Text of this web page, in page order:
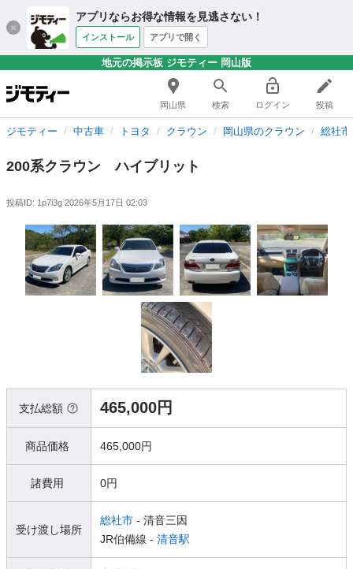
アプリならお得な情報を見逃さない！
インストール アプリで開く
地元の掲示板 ジモティー 岡山版
岡山県 検索 ログイン 投稿
ジモティー 中古車 トヨタ クラウン 岡山県のクラウン 総社
200系クラウン ハイブリット
投稿ID: 1p7i3g 2026年5月17日 02:03
支払総額 465,000円
商品価格 465,000円
諸費用 0円
受け渡し場所
総社市 - 清音三因
JR伯備線 - 清音駅